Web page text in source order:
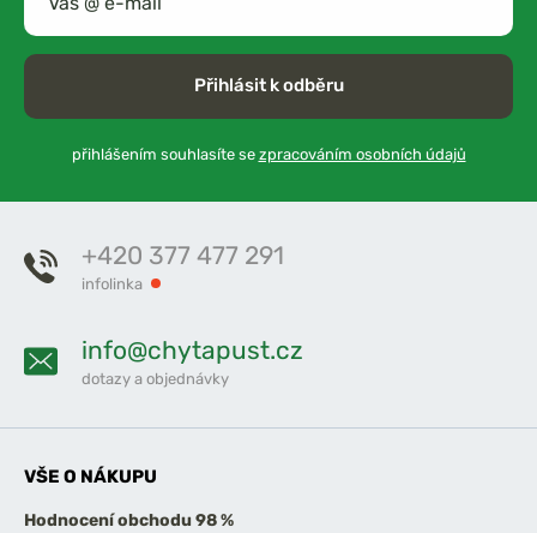
Přihlásit k odběru
přihlášením souhlasíte se zpracováním osobních údajů
+420 377 477 291
infolinka
info@chytapust.cz
dotazy a objednávky
VŠE O NÁKUPU
Hodnocení obchodu 98 %